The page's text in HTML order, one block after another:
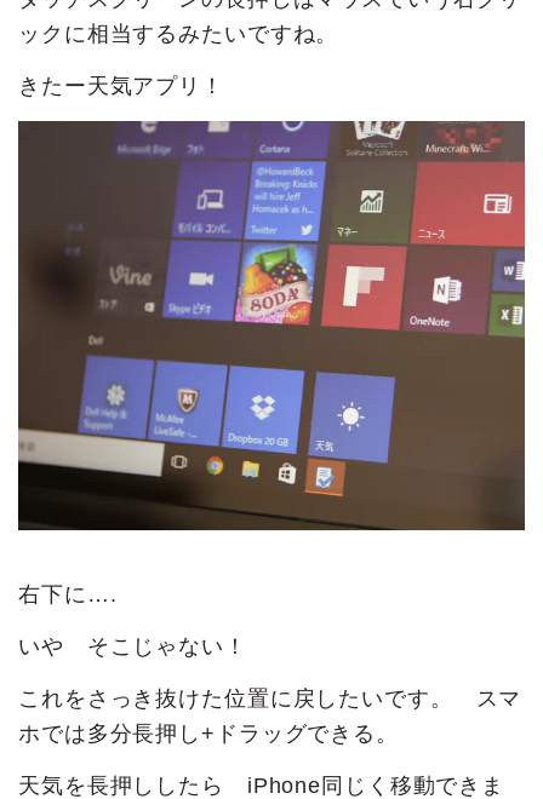
ックに相当するみたいですね。
きたー天気アプリ！
右下に….
いや そこじゃない！
これをさっき抜けた位置に戻したいです。 スマ
ホでは多分長押し+ドラッグできる。
天気を長押ししたら iPhone同じく移動できま